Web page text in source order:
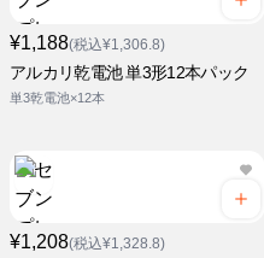
¥1,188(税込¥1,306.8)
アルカリ乾電池 単3形12本パック
単3乾電池×12本
¥1,208(税込¥1,328.8)